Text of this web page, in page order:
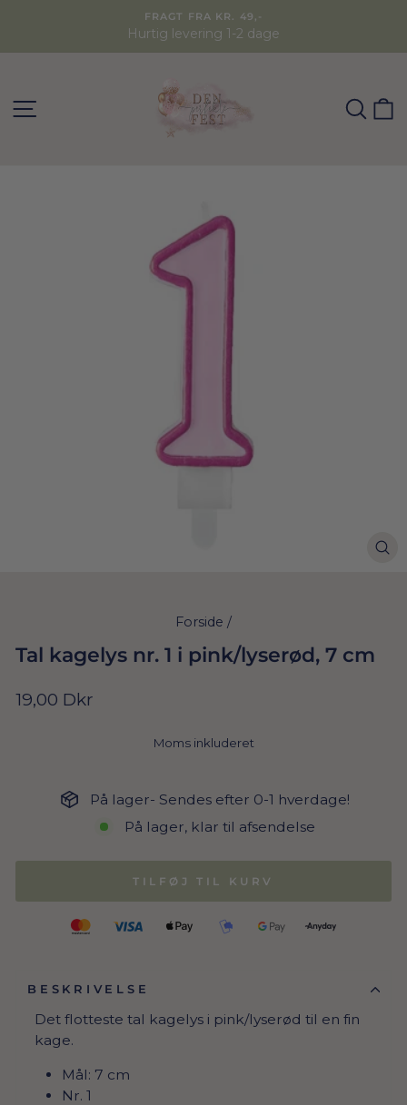
FRAGT FRA KR. 49,-
Hurtig levering 1-2 dage
SØG
Forside /
Tal kagelys nr. 1 i pink/lyserød, 7 cm
Normal
19,00 Dkr
Moms inkluderet
På lager- Sendes efter 0-1 hverdage!
På lager, klar til afsendelse
TILFØJ TIL KURV
BESKRIVELSE
Det flotteste tal kagelys i pink/lyserød til en fin
kage.
Mål: 7 cm
Nr. 1